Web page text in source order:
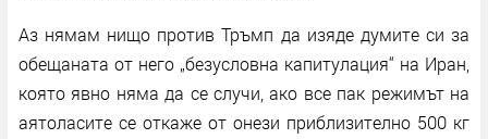
Аз нямам нищо против Тръмп да изяде думите си за
обещаната от него „безусловна капитулация“ на Иран,
която явно няма да се случи, ако все пак режимът на
аятоласите се откаже от онези приблизително 500 кг